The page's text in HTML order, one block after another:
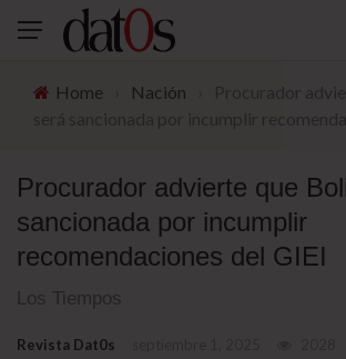
Home Nación
Procurador advierte que
sancionada por incumplir
recomendaciones del GIEI
Los Tiempos
Revista Dat0s